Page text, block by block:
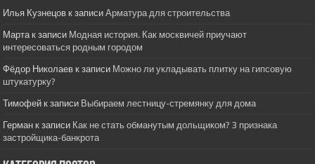
Илья Кузнецов к записиАрматура для строительства
Мартак записи Модная история. Как москвичей приучают
интересоваться родным городом
Фёдор Николаев к записи Можно ли укладывать плитку на гипсовую
штукатурку?
Тимофей к записи Выбираем лестницу-стремянку для дома
Герман к записи Как не стать обманутым дольщиком? 3 признака
застройщика-банкрота